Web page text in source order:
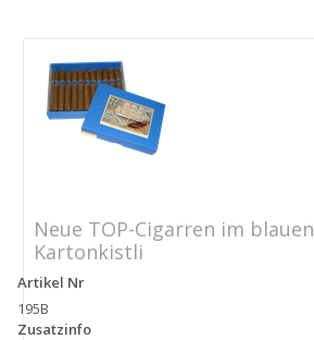
Neue TOP-Cigarren im blauen
Kartonkistli
Artikel Nr
195B
Zusatzinfo